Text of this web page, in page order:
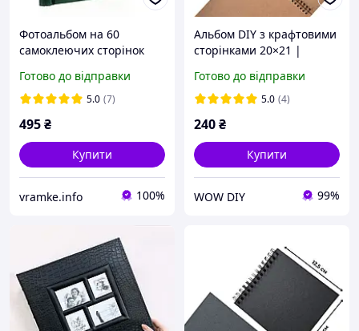
Фотоальбом на 60
самоклеючих сторінок
CLASSIC GREEN
Готово до відправки
5.0 (7)
495₴
Купити
vramke.info 100%
Альбом DIY з крафтовими
сторінками 20×21 |
сторінок | Крафтовий
фотоальбом
Готово до відправки
5.0 (4)
240₴
Купити
WOW DIY 99%